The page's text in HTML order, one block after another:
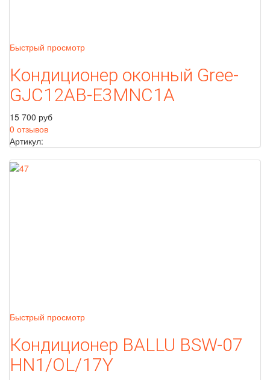
Быстрый просмотр
Кондиционер оконный Gree-
GJC12AB-E3MNC1A
15 700 руб
0 отзывов
Артикул:
Быстрый просмотр
Кондиционер BALLU BSW-07
HN1/OL/17Y